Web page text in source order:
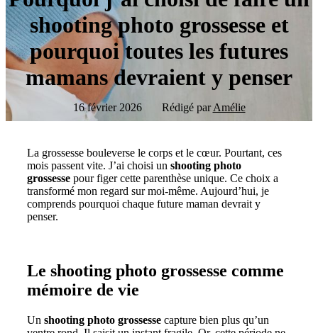
shooting photo grossesse et
pourquoi toutes les futures
mamans devraient y penser
16 février 2026 Rédigé parAmélie
La grossesse bouleverse le corps et le cœur. Pourtant, ces
mois passent vite. J’ai choisi un shooting photo
grossesse pour figer cette parenthèse unique. Ce choix a
transformé mon regard sur moi-même. Aujourd’hui, je
comprends pourquoi chaque future maman devrait y
penser.
Le shooting photo grossesse comme
mémoire de vie
Un shooting photo grossesse capture bien plus qu’un